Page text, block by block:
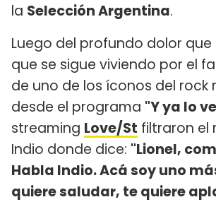
la Selección Argentina.
Luego del profundo dolor que
que se sigue viviendo por el
de uno de los íconos del rock
desde el programa "Y ya lo
streaming Love/St filtraron el
Indio donde dice: "Lionel,
Habla Indio. Acá soy uno
quiere saludar, te quiere